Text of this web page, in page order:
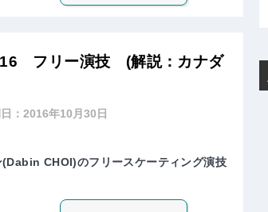
フリー演技 (解説：カナダ
：2016年10月30日
CHOI)のフリースケーティング演技